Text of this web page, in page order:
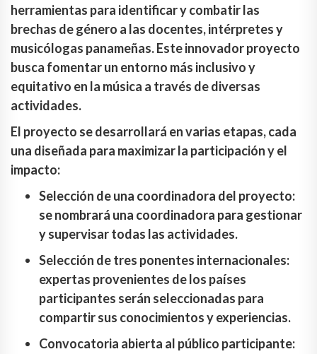
herramientas para identificar y combatir las
brechas de género a las docentes, intérpretes y
musicólogas panameñas. Este innovador proyecto
busca fomentar un entorno más inclusivo y
equitativo en la música a través de diversas
actividades.
El proyecto se desarrollará en varias etapas, cada
una diseñada para maximizar la participación y el
impacto:
Selección de una coordinadora del proyecto:
se nombrará una coordinadora para gestionar
y supervisar todas las actividades.
Selección de tres ponentes internacionales:
expertas provenientes de los países
participantes serán seleccionadas para
compartir sus conocimientos y experiencias.
Convocatoria abierta al público participante: